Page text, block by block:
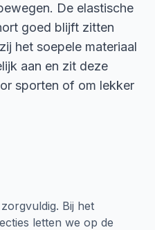
De elastische
goed blijft zitten
het soepele materiaal
aan en zit deze
sporten of om lekker
Bij het
letten we op de